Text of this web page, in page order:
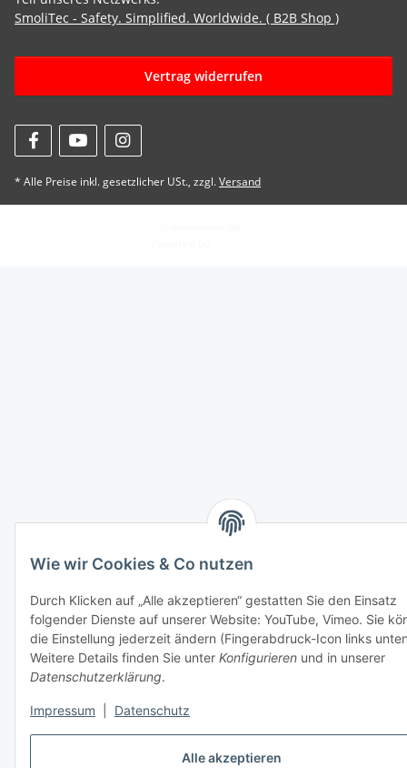
Alle akzeptieren
Wie wir Cookies & Co nutzen
Durch Klicken auf „Alle akzeptieren“ gestatten Sie den Einsatz
folgender Dienste auf unserer Website: YouTube, Vimeo. Sie
die Einstellung jederzeit ändern (Fingerabdruck-Icon links
Weitere Details finden Sie unter Konfigurieren und in unserer
Datenschutzerklärung.
Impressum Datenschutz
SmoliTec - Safety. Simplified. Worldwide. ( B2B Shop )
Vertrag widerrufen
* Alle Preise inkl. gesetzlicher USt., zzgl.Versand